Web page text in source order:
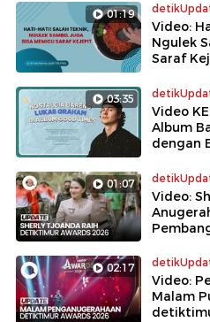
01:19
Video:
Ngulek
Saraf
03:35
Video
Album
dengan
01:07
Video:
02:17
Video:
Malam